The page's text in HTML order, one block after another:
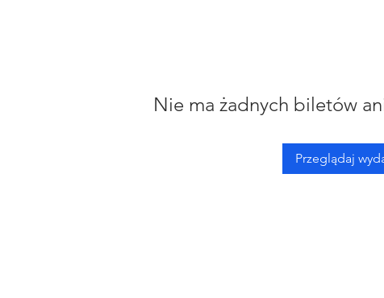
Nie ma żadnych biletów
Przeglądaj